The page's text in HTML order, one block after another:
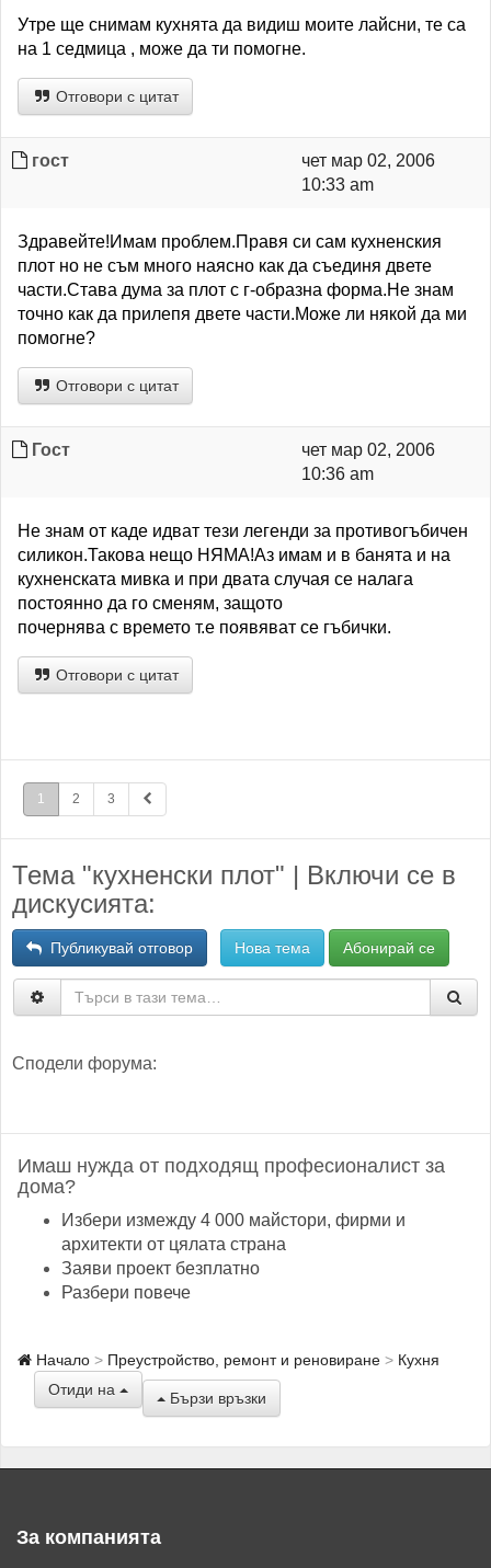
Утре ще снимам кухнята да видиш моите лайсни, те са
на 1 седмица , може да ти помогне.
Отговори с цитат
гост
чет мар 02, 2006
10:33 am
Здравейте!Имам проблем.Правя си сам кухненския
плот но не съм много наясно как да съединя двете
части.Става дума за плот с г-образна форма.Не знам
точно как да прилепя двете части.Може ли някой да ми
помогне?
Отговори с цитат
Гост
чет мар 02, 2006
10:36 am
Не знам от каде идват тези легенди за противогъбичен
силикон.Такова нещо НЯМА!Аз имам и в банята и на
кухненската мивка и при двата случая се налага
постоянно да го сменям, защото
почернява с времето т.е появяват се гъбички.
Отговори с цитат
1 2 3
Тема "кухненски плот" | Включи се в
дискусията:
Публикувай отговор Нова тема Абонирай се
Сподели форума:
Имаш нужда от подходящ професионалист за
дома?
Избери измежду 4 000 майстори, фирми и
архитекти от цялата страна
Заяви проект безплатно
Разбери повече
Начало Преустройство, ремонт и реновиране
Кухня
Отиди на
Бързи връзки
За компанията